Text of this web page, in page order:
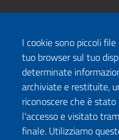
I cookie sono piccoli
tuo browser sul tuo
determinate
archiviate e restituite,
riconoscere che è
l'accesso e visitato
finale. Utilizziamo